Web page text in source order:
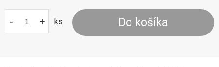
- + ks Do košíka